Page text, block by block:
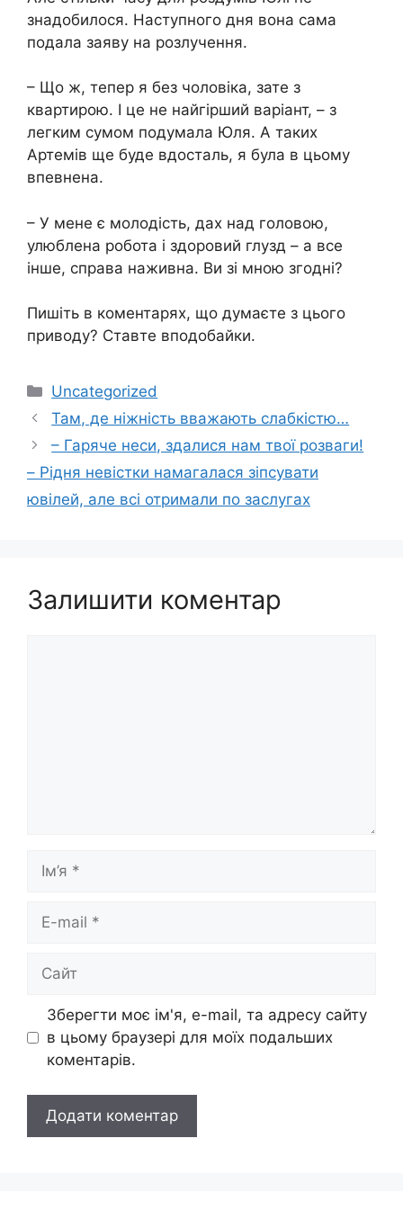
знадобилося. Наступного дня вона сама
подала заяву на розлучення.
– Що ж, тепер я без чоловіка, зате з
квартирою. І це не найгірший варіант, – з
легким сумом подумала Юля. А таких
Артемів ще буде вдосталь, я була в цьому
впевнена.
– У мене є молодість, дах над головою,
улюблена робота і здоровий глузд – а все
інше, справа наживна. Ви зі мною згодні?
Пишіть в коментарях, що думаєте з цього
приводу? Ставте вподобайки.
Категорії
Uncategorized
Там, де ніжність вважають слабкістю…
– Гаряче неси, здалися нам твої розваги!
– Рідня невістки намагалася зіпсувати
ювілей, але всі отримали по заслугах
Залишити коментар
Ім’я
Сайт
Зберегти моє ім'я, e-mail, та адресу сайту
в цьому браузері для моїх подальших
коментарів.